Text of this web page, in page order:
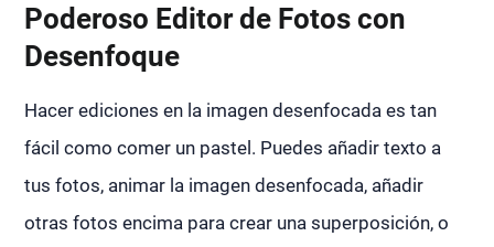
Poderoso Editor de Fotos con
Desenfoque
Hacer ediciones en la imagen desenfocada es tan
fácil como comer un pastel. Puedes añadir texto a
tus fotos, animar la imagen desenfocada, añadir
otras fotos encima para crear una superposición, o